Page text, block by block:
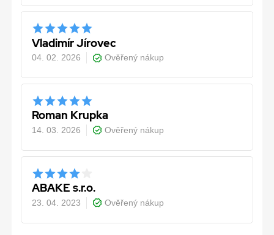
Vladimír Jírovec
04. 02. 2026 Ověřený nákup
Roman Krupka
14. 03. 2026 Ověřený nákup
ABAKE s.r.o.
23. 04. 2023 Ověřený nákup